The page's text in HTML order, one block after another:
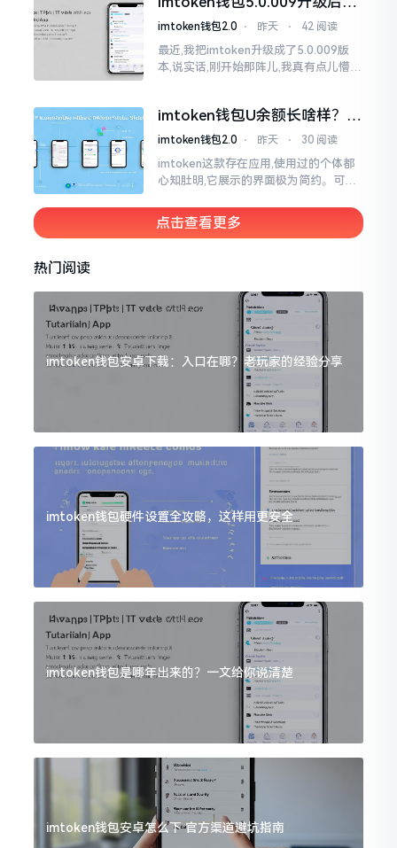
用？老用户实测分享
imtoken钱包2.0 ⋅ 昨天 ⋅ 42 阅读
最近,我把imtoken升级成了5.0.009版
本,说实话,刚开始那阵儿,我真有点儿懵,
imtoken钱包U余额长啥样？截
图这样看
imtoken钱包2.0 ⋅ 昨天 ⋅ 30 阅读
imtoken这款存在应用,使用过的个体都
心知肚明,它展示的界面极为简约。可是,
感受产生些许困惑。
点击查看更多
热门阅读
imtoken钱包安卓下载：入口在哪？老玩家的经验分享
imtoken钱包硬件设置全攻略，这样用更安全
imtoken钱包是哪年出来的？一文给你说清楚
imtoken钱包安卓怎么下 官方渠道避坑指南